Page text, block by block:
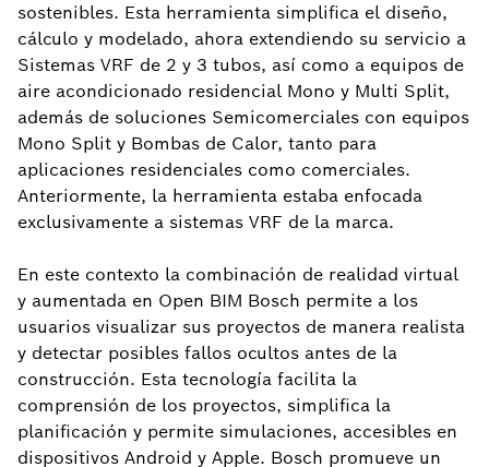
sostenibles. Esta herramienta simplifica el diseño,
cálculo y modelado, ahora extendiendo su servicio a
Sistemas VRF de 2 y 3 tubos, así como a equipos de
aire acondicionado residencial Mono y Multi Split,
además de soluciones Semicomerciales con equipos
Mono Split y Bombas de Calor, tanto para
aplicaciones residenciales como comerciales.
Anteriormente, la herramienta estaba enfocada
exclusivamente a sistemas VRF de la marca.
En este contexto la combinación de realidad virtual
y aumentada en Open BIM Bosch permite a los
usuarios visualizar sus proyectos de manera realista
y detectar posibles fallos ocultos antes de la
construcción. Esta tecnología facilita la
comprensión de los proyectos, simplifica la
planificación y permite simulaciones, accesibles en
dispositivos Android y Apple. Bosch promueve un